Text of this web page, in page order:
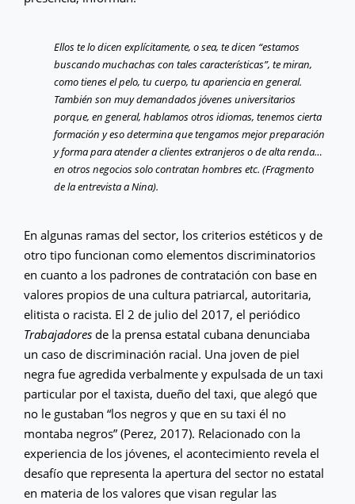
Ellos te lo dicen explícitamente, o sea, te dicen “estamos
buscando muchachas con tales características”, te miran,
como tienes el pelo, tu cuerpo, tu apariencia en general.
También son muy demandados jóvenes universitarios
porque, en general, hablamos otros idiomas, tenemos cierta
formación y eso determina que tengamos mejor preparación
y forma para atender a clientes extranjeros o de alta renda…
en otros negocios solo contratan hombres etc. (Fragmento
de la entrevista a Nina).
En algunas ramas del sector, los criterios estéticos y de
otro tipo funcionan como elementos discriminatorios
en cuanto a los padrones de contratación con base en
valores propios de una cultura patriarcal, autoritaria,
elitista o racista. El 2 de julio del 2017, el periódico
Trabajadores de la prensa estatal cubana denunciaba
un caso de discriminación racial. Una joven de piel
negra fue agredida verbalmente y expulsada de un taxi
particular por el taxista, dueño del taxi, que alegó que
no le gustaban “los negros y que en su taxi él no
montaba negros” (Perez, 2017). Relacionado con la
experiencia de los jóvenes, el acontecimiento revela el
desafío que representa la apertura del sector no estatal
en materia de los valores que visan regular las